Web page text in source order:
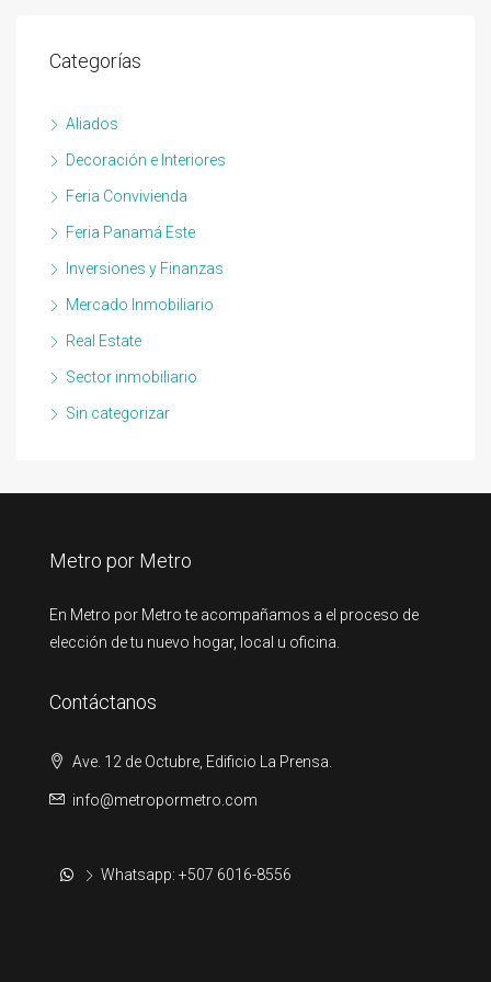
Categorías
Aliados
Decoración e Interiores
Feria Convivienda
Feria Panamá Este
Inversiones y Finanzas
Mercado Inmobiliario
Real Estate
Sector inmobiliario
Sin categorizar
Metro por Metro
En Metro por Metro te acompañamos a el proceso de
elección de tu nuevo hogar, local u oficina.
Contáctanos
Ave. 12 de Octubre, Edificio La Prensa.
info@metropormetro.com
Whatsapp: +507 6016-8556